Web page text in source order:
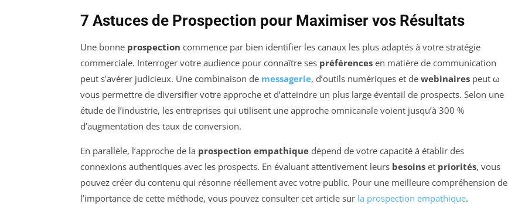
7 Astuces de Prospection pour Maximiser vos Résultats
Une bonne prospection commence par bien identifier les canaux les plus adaptés à votre stratégie
commerciale. Interroger votre audience pour connaître ses préférences en matière de communication
peut s’avérer judicieux. Une combinaison de messagerie, d’outils numériques et de webinaires peut ω
vous permettre de diversifier votre approche et d’atteindre un plus large éventail de prospects. Selon une
étude de l’industrie, les entreprises qui utilisent une approche omnicanale voient jusqu’à 300 %
d’augmentation des taux de conversion.
En parallèle, l’approche de la prospection empathique dépend de votre capacité à établir des
connexions authentiques avec les prospects. En évaluant attentivement leurs besoins et priorités, vous
pouvez créer du contenu qui résonne réellement avec votre public. Pour une meilleure compréhension de
l’importance de cette méthode, vous pouvez consulter cet article sur la prospection empathique.